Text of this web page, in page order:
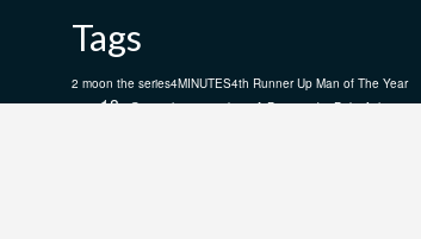
Tags
2 moon the series4MINUTES4th Runner Up Man of The Year
202318+@arm_thanongsak359A Boss and a BabeAchirapon